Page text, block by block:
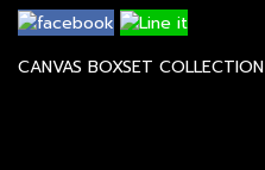
CANVAS BOXSET COLLECTION